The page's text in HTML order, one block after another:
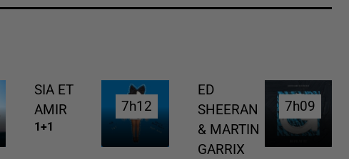
SIA ET
AMIR
1+1
7h12
7h12
ED
SHEERAN
& MARTIN
GARRIX
7h09
7h09